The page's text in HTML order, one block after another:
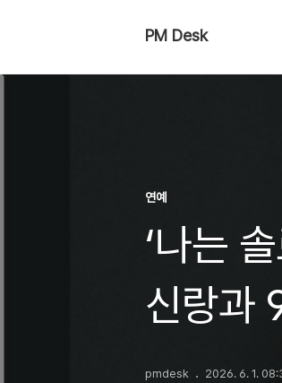
PM Desk
연예
‘나는
신랑과
pmdesk 2026. 6. 1.